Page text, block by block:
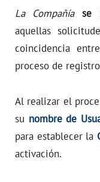
La Compañía se
aquellas
coincidencia
proceso de
Al realizar el
su nombre de
para establecer la
activación.